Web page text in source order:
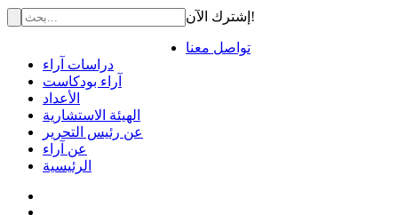
إشترك الآن!
تواصل معنا
دراسات آراء
آراء بودكاست
الأعداد
الهيئة الاستشارية
عن رئيس التحرير
عن آراء
الرئيسية